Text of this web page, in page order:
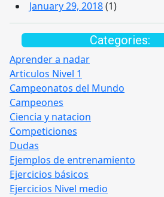
January 29, 2018(1)
Categories:
Aprender a nadar
Articulos Nivel 1
Campeonatos del Mundo
Campeones
Ciencia y natacion
Competiciones
Dudas
Ejemplos de entrenamiento
Ejercicios básicos
Ejercicios Nivel medio